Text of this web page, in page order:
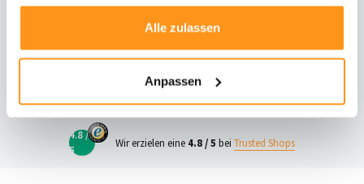
gesammelt haben.
Alle zulassen
Anpassen
Telefonischer Kontakt
23
4.8 /
5
Wir erzielen eine 4.8 / 5 bei Trusted Shops